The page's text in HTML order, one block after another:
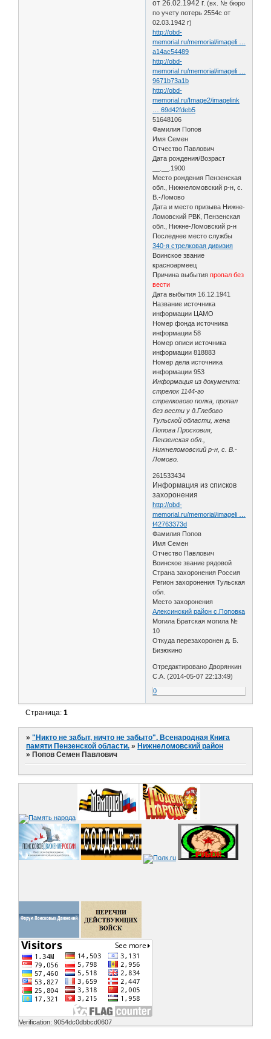
от 26.02.1942 г. (вх. № бюро
по учету потерь 2554с от
02.03.1942 г)
http://obd-
memorial.ru/memorial/imageli …
a14ac54489
http://obd-
memorial.ru/memorial/imageli …
9671b73a1b
http://obd-
memorial.ru/Image2/imagelink
… 69d42fdeb5
51648106
Фамилия Попов
Имя Семен
Отчество Павлович
Дата рождения/Возраст
__.__.1900
Место рождения Пензенская
обл., Нижнеломовский р-н, с.
В.-Ломово
Дата и место призыва Нижне-
Ломовский РВК, Пензенская
обл., Нижне-Ломовский р-н
Последнее место службы
340-я стрелковая дивизия
Воинское звание
красноармеец
Причина выбытияпропал без
вести
Дата выбытия 16.12.1941
Название источника
информации ЦАМО
Номер фонда источника
информации 58
Номер описи источника
информации 818883
Номер дела источника
информации 953
Информация из документа:
стрелок 1144-го
стрелкового полка, пропал
без вести у д.Глебово
Тульской области, жена
Попова Просковия,
Пензенская обл.,
Нижнеломовский р-н, с. В.-
Ломово.
261533434
Информация из списков
захоронения
http://obd-
memorial.ru/memorial/imageli …
f42763373d
Фамилия Попов
Имя Семен
Отчество Павлович
Воинское звание рядовой
Страна захоронения Россия
Регион захоронения Тульская
обл.
Место захоронения
Алексинский район с.Поповка
Могила Братская могила №
10
Откуда перезахоронен д. Б.
Бизюкино
Отредактировано Дворянкин
С.А. (2014-05-07 22:13:49)
0
Страница:1
»"Никто не забыт, ничто не забыто". Всенародная Книга
памяти Пензенской области. » Нижнеломовский район
» Попов Семен Павлович
Verification: 9054dc0dbbcd0607